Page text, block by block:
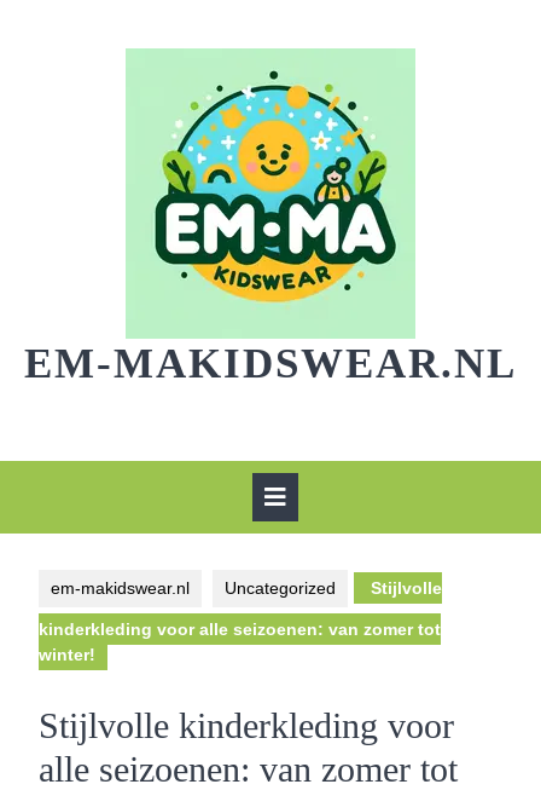
EM-MAKIDSWEAR.NL
em-makidswear.nl Uncategorized Stijlvolle
kinderkleding voor alle seizoenen: van zomer tot
winter!
Stijlvolle kinderkleding voor
alle seizoenen: van zomer tot